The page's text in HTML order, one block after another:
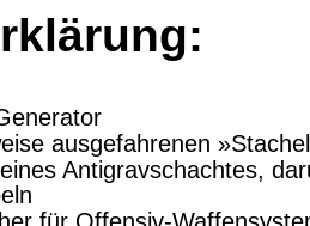
:
ausgefahrenen
Antigravschachtes,